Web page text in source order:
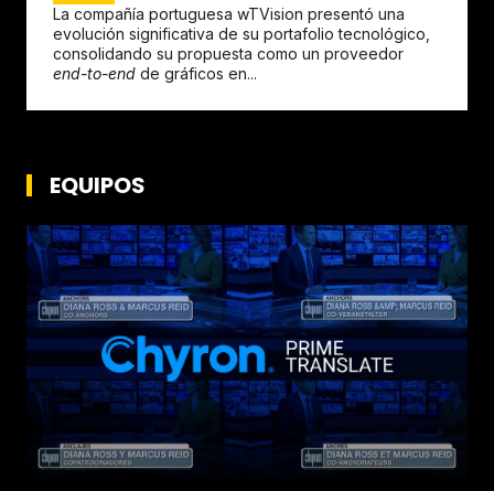
La compañía portuguesa wTVision presentó una
evolución significativa de su portafolio tecnológico,
consolidando su propuesta como un proveedor
end-to-end de gráficos en...
EQUIPOS